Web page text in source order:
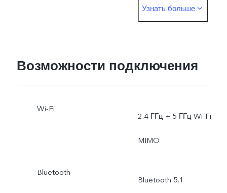
портрет, AI Makeup,
Стикеры дополненной
Профессиональный
Узнать больше
Возможности подключения
Wi-Fi
2.4 ГГц + 5 ГГц Wi-Fi
MIMO
Bluetooth
Bluetooth 5.1